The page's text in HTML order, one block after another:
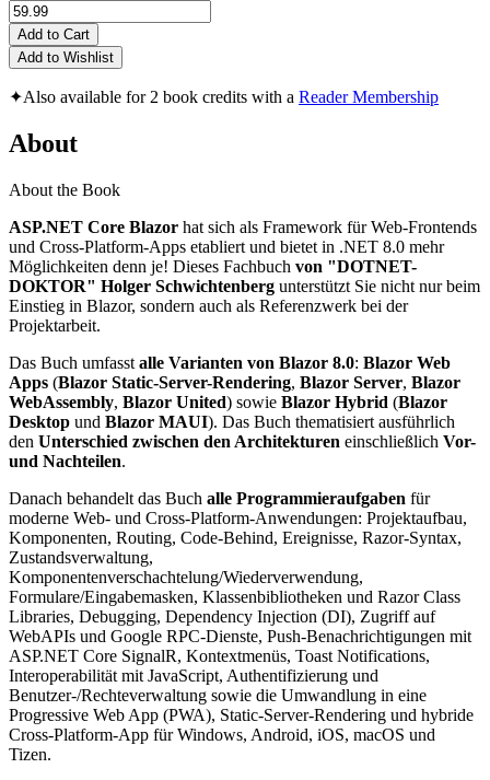
Add to Cart
Add to Wishlist
✦Also available for 2 book credits with a Reader Membership
About
About the Book
ASP.NET Core Blazor hat sich als Framework für Web-Frontends
und Cross-Platform-Apps etabliert und bietet in .NET 8.0 mehr
Möglichkeiten denn je! Dieses Fachbuch von "DOTNET-
DOKTOR" Holger Schwichtenberg unterstützt Sie nicht nur beim
Einstieg in Blazor, sondern auch als Referenzwerk bei der
Projektarbeit.
Das Buch umfasst alle Varianten von Blazor 8.0: Blazor Web
Apps (Blazor Static-Server-Rendering, Blazor Server, Blazor
WebAssembly, Blazor United) sowie Blazor Hybrid (Blazor
Desktop und Blazor MAUI). Das Buch thematisiert ausführlich
den Unterschied zwischen den Architekturen einschließlich Vor-
und Nachteilen.
Danach behandelt das Buch alle Programmieraufgaben für
moderne Web- und Cross-Platform-Anwendungen: Projektaufbau,
Komponenten, Routing, Code-Behind, Ereignisse, Razor-Syntax,
Zustandsverwaltung,
Komponentenverschachtelung/Wiederverwendung,
Formulare/Eingabemasken, Klassenbibliotheken und Razor Class
Libraries, Debugging, Dependency Injection (DI), Zugriff auf
WebAPIs und Google RPC-Dienste, Push-Benachrichtigungen mit
ASP.NET Core SignalR, Kontextmenüs, Toast Notifications,
Interoperabilität mit JavaScript, Authentifizierung und
Benutzer-/Rechteverwaltung sowie die Umwandlung in eine
Progressive Web App (PWA), Static-Server-Rendering und hybride
Cross-Platform-App für Windows, Android, iOS, macOS und
Tizen.